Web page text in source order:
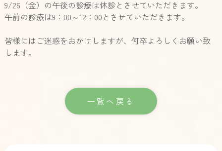
9/26（金）の午後の診療は休診とさせていただきます。
午前の診療は9：00～12：00とさせていただきます。
皆様にはご迷惑をおかけしますが、何卒よろしくお願い致
します。
一覧へ戻る